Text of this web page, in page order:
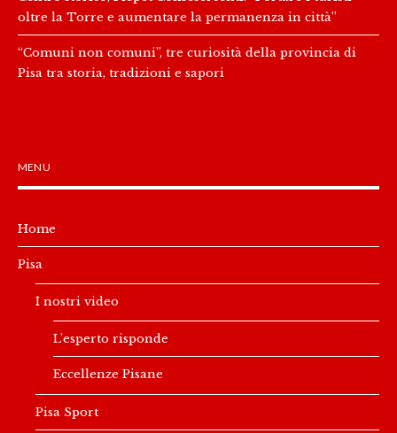
oltre la Torre e aumentare la permanenza in città”
“Comuni non comuni”, tre curiosità della provincia di
Pisa tra storia, tradizioni e sapori
MENU
Home
Pisa
I nostri video
L’esperto risponde
Eccellenze Pisane
Pisa Sport